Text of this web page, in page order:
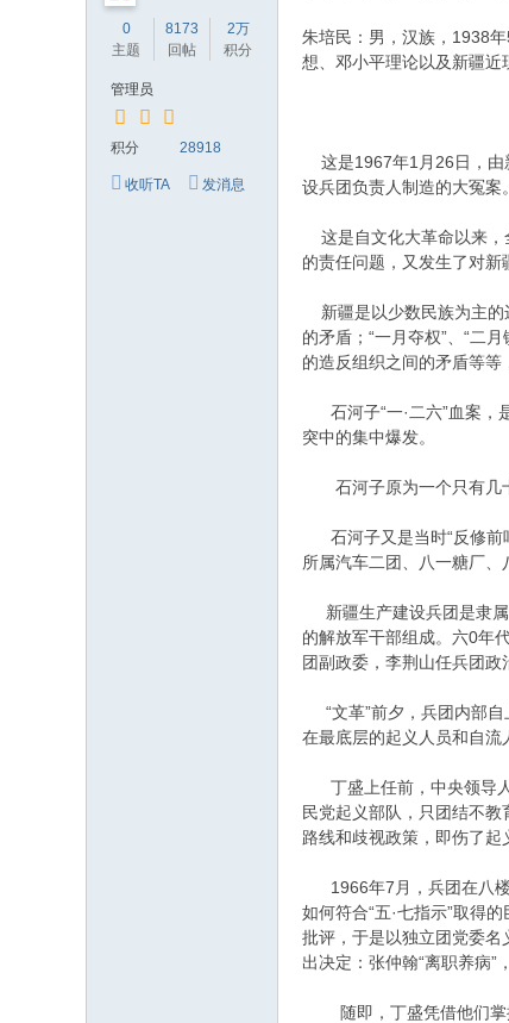
0
主题
8173
回帖
2万
积分
管理员
积分 28918
收听TA 发消息
朱培民：男，汉族，1938
想、邓小平理论以及新疆近
这是1967年1月26日，由
设兵团负责人制造的大冤案
这是自文化大革命以来，
的责任问题，又发生了对新
新疆是以少数民族为主的
的矛盾；“一月夺权”、“二
的造反组织之间的矛盾等等
石河子“一·二六”血案，
突中的集中爆发。
石河子原为一个只有几十
石河子又是当时“反修前
所属汽车二团、八一糖厂、
新疆生产建设兵团是隶属
的解放军干部组成。六0年
团副政委，李荆山任兵团政
“文革”前夕，兵团内部自
在最底层的起义人员和自流
丁盛上任前，中央领导人
民党起义部队，只团结不
路线和歧视政策，即伤了起
1966年7月，兵团在八楼
如何符合“五·七指示”取得
批评，于是以独立团党委
出决定：张仲翰“离职养病”
随即，丁盛凭借他们掌控